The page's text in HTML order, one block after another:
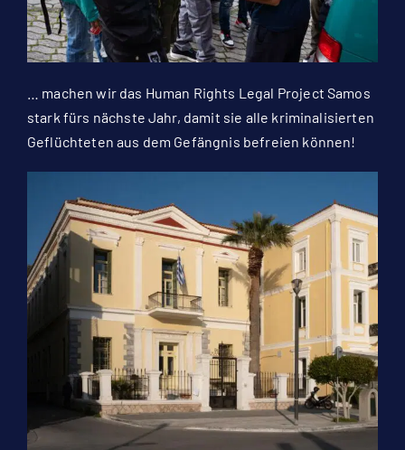
… machen wir das Human Rights Legal Project Samos
stark fürs nächste Jahr, damit sie alle kriminalisierten
Geflüchteten aus dem Gefängnis befreien können!